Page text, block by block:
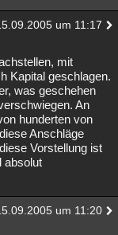
um 11:17
mit
Kapital geschlagen.
was geschehen
An
hunderten von
Anschläge
Vorstellung ist
absolut
um 11:20